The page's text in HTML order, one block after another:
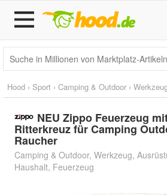
Hood › Sport › Camping & Outdoor ›
NEU Zippo Feuerzeug
Ritterkreuz für Camping
Raucher
Camping & Outdoor, Werkzeug,
Haushalt, Feuerzeug